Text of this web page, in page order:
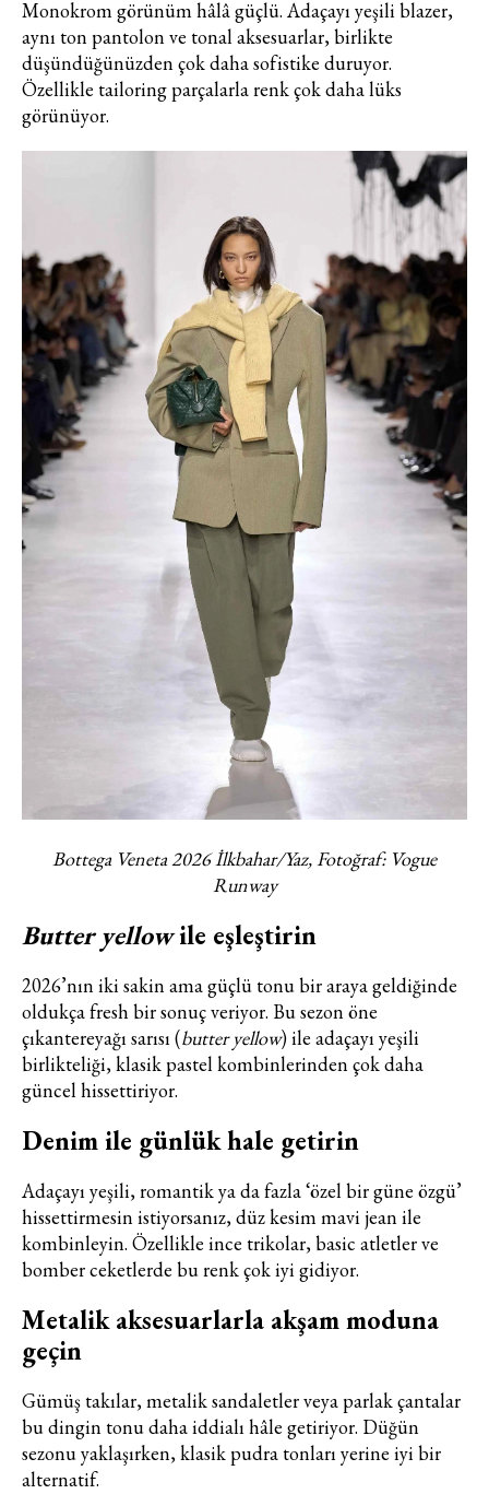
sırları ve en popüler partilerden
haberdar olmak için haftalık e-
bültenimize kaydolun.
Turkuvaz Haberleşme ve Yayıncılık
A.Ş. tarafından
https://vogue.com.tr/
internet sitesi
üzerinden sunulan ürün ve
hizmetlere ilişkin reklam, tanıtım,
pazarlama ve kutlama/ temenni
amaçlı her türlü e-bülten/ ticari
elektronik ileti gönderiminin e-posta
yoluyla tarafıma yapılmasına onay
ve bu kapsamda/ amaçla ad/
soyad ve e-posta adresi verilerimin
işlenmesine açık rıza veriyorum.
KAYDET
Monokrom görünüm hâlâ güçlü. Adaçayı yeşili blazer,
aynı ton pantolon ve tonal aksesuarlar, birlikte
düşündüğünüzden çok daha sofistike duruyor.
Özellikle tailoring parçalarla renk çok daha lüks
görünüyor.
Bottega Veneta 2026 İlkbahar/Yaz, Fotoğraf: Vogue
Runway
Butter yellowile eşleştirin
2026’nın iki sakin ama güçlü tonu bir araya geldiğinde
oldukça fresh bir sonuç veriyor. Bu sezon öne
çıkantereyağı sarısı(butter yellow) ile adaçayı yeşili
birlikteliği, klasik pastel kombinlerinden çok daha
güncel hissettiriyor.
Denim ile günlük hale getirin
Adaçayı yeşili, romantik ya da fazla ‘özel bir güne özgü’
hissettirmesin istiyorsanız, düz kesim mavi jean ile
kombinleyin. Özellikle ince trikolar, basic atletler ve
bomber ceketlerde bu renk çok iyi gidiyor.
Metalik aksesuarlarla akşam moduna
geçin
Gümüş takılar, metalik sandaletler veya parlak çantalar
bu dingin tonu daha iddialı hâle getiriyor. Düğün
sezonu yaklaşırken, klasik pudra tonları yerine iyi bir
alternatif.